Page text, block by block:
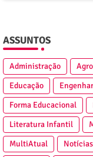
ASSUNTOS
Administração
Educação
Forma Educacional
Literatura Infantil
MultiAtual
Notícias